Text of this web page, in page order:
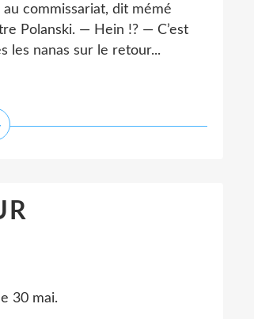
commissariat, dit mémé
Polanski. — Hein !? — C’est
les nanas sur le retour...
30 mai.